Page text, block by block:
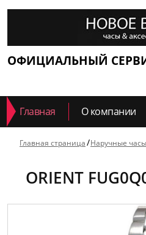
ОФИЦИАЛЬНЫЙ
Главная О компании
Главная страница Наручные часы
ORIENT